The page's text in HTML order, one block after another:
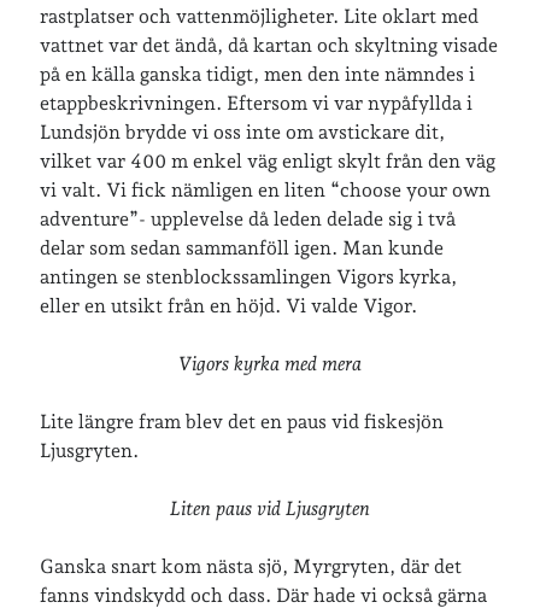
rastplatser och vattenmöjligheter. Lite oklart med
vattnet var det ändå, då kartan och skyltning visade
på en källa ganska tidigt, men den inte nämndes i
etappbeskrivningen. Eftersom vi var nypåfyllda i
Lundsjön brydde vi oss inte om avstickare dit,
vilket var 400 m enkel väg enligt skylt från den väg
vi valt. Vi fick nämligen en liten “choose your own
adventure”- upplevelse då leden delade sig i två
delar som sedan sammanföll igen. Man kunde
antingen se stenblockssamlingen Vigors kyrka,
eller en utsikt från en höjd. Vi valde Vigor.
Vigors kyrka med mera
Lite längre fram blev det en paus vid fiskesjön
Ljusgryten.
Liten paus vid Ljusgryten
Ganska snart kom nästa sjö, Myrgryten, där det
fanns vindskydd och dass. Där hade vi också gärna